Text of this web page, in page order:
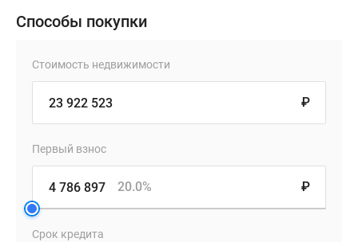
Способы покупки
Стоимость недвижимости
₽
Первый взнос
₽
20.0%
Срок кредита